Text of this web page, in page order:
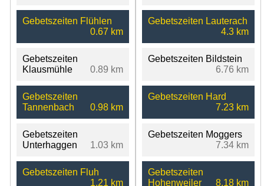
Gebetszeiten Flühlen
0.67 km
Gebetszeiten
Klausmühle
0.89 km
Gebetszeiten
Tannenbach
0.98 km
Gebetszeiten
Unterhaggen
1.03 km
Gebetszeiten Fluh
1.21 km
Gebetszeiten Lauterach
4.3 km
Gebetszeiten Bildstein
6.76 km
Gebetszeiten Hard
7.23 km
Gebetszeiten Moggers
7.34 km
Gebetszeiten
Hohenweiler
8.18 km